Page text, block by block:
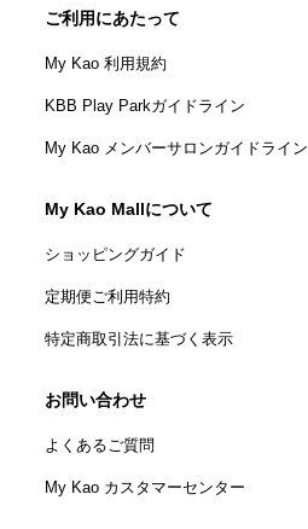
ご利用にあたって
My Kao 利用規約
KBB Play Parkガイドライン
My Kao メンバーサロンガイドライン
My Kao Mallについて
ショッピングガイド
定期便ご利用特約
特定商取引法に基づく表示
お問い合わせ
よくあるご質問
My Kao カスタマーセンター